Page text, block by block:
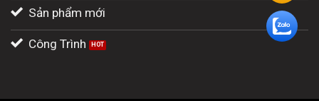
Sản phẩm mới
Công Trình